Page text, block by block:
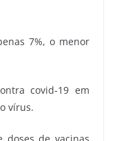
7%, o menor
covid-19 em
vírus.